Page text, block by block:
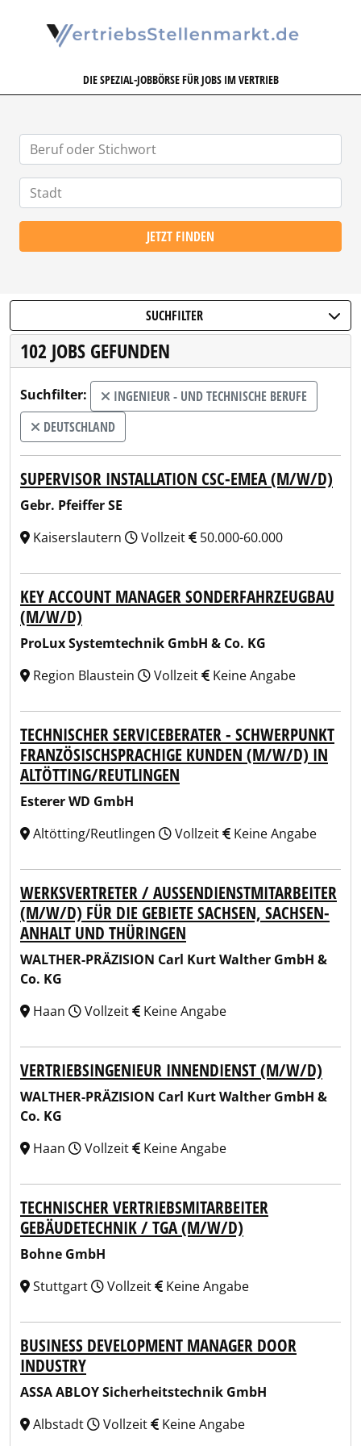
DIE SPEZIAL-JOBBÖRSE FÜR JOBS IM VERTRIEB
JETZT FINDEN
SUCHFILTER
102 JOBS GEFUNDEN
Suchfilter:
INGENIEUR - UND TECHNISCHE BERUFE
DEUTSCHLAND
SUPERVISOR INSTALLATION CSC-EMEA (M/W/D)
Gebr. Pfeiffer SE
Kaiserslautern
Vollzeit 50.000-60.000
KEY ACCOUNT MANAGER SONDERFAHRZEUGBAU
(M/W/D)
ProLux Systemtechnik GmbH & Co. KG
Region Blaustein
Vollzeit Keine Angabe
TECHNISCHER SERVICEBERATER - SCHWERPUNKT
FRANZÖSISCHSPRACHIGE KUNDEN (M/W/D) IN
ALTÖTTING/REUTLINGEN
Esterer WD GmbH
Altötting/Reutlingen
Vollzeit Keine Angabe
WERKSVERTRETER / AUSSENDIENSTMITARBEITER (
M/W/D) FÜR DIE GEBIETE SACHSEN, SACHSEN-A
NHALT UND THÜRINGEN
WALTHER-PRÄZISION Carl Kurt Walther GmbH &
Co. KG
Haan
Vollzeit Keine Angabe
VERTRIEBSINGENIEUR INNENDIENST (M/W/D)
WALTHER-PRÄZISION Carl Kurt Walther GmbH &
Co. KG
Haan
Vollzeit Keine Angabe
TECHNISCHER VERTRIEBSMITARBEITER
GEBÄUDETECHNIK / TGA (M/W/D)
Bohne GmbH
Stuttgart
Vollzeit Keine Angabe
BUSINESS DEVELOPMENT MANAGER DOOR
INDUSTRY
ASSA ABLOY Sicherheitstechnik GmbH
Albstadt
Vollzeit Keine Angabe